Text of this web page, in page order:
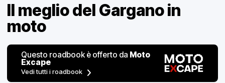
Il meglio del Gargano in
moto
Questo roadbook è offerto da Moto
Excape
Vedi tutti i roadbook